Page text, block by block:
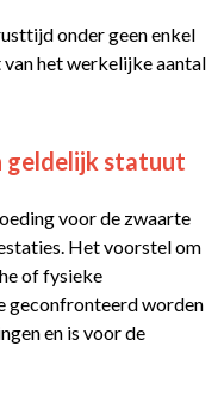
onder geen enkel
het werkelijke aantal
geldelijk statuut
voor de zwaarte
Het voorstel om
of fysieke
geconfronteerd worden
en is voor de